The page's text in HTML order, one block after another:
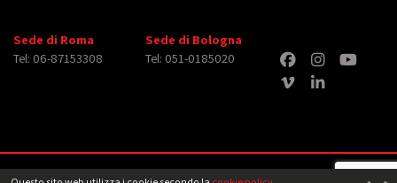
Sede di Roma
Tel: 06-87153308
Sede di Bologna
Tel: 051-0185020
Copyright © 2026 iMasterArt S.r.l. ‐ All rights reserved. Tutti i diritti relativi ad